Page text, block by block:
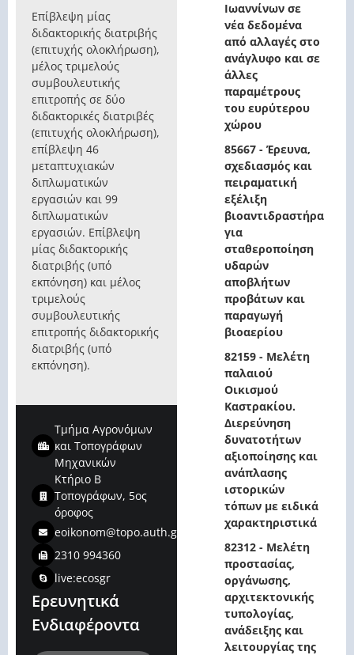
Επίβλεψη μίας
διδακτορικής διατριβής
(επιτυχής ολοκλήρωση),
μέλος τριμελούς
συμβουλευτικής
επιτροπής σε δύο
διδακτορικές διατριβές
(επιτυχής ολοκλήρωση),
επίβλεψη 46
μεταπτυχιακών
διπλωματικών
εργασιών και 99
διπλωματικών
εργασιών. Επίβλεψη
μίας διδακτορικής
διατριβής (υπό
εκπόνηση) και μέλος
τριμελούς
συμβουλευτικής
επιτροπής διδακτορικής
διατριβής (υπό
εκπόνηση).
Τμήμα Αγρονόμων
και Τοπογράφων
Μηχανικών
Κτήριο Β
Τοπογράφων, 5ος
όροφος
eoikonom@topo.auth.gr
2310 994360
live:ecosgr
Ερευνητικά
Ενδιαφέροντα
Ιωαννίνων σε
νέα δεδομένα
από αλλαγές στο
ανάγλυφο και σε
άλλες
παραμέτρους
του ευρύτερου
χώρου
85667 - Έρευνα,
σχεδιασμός και
πειραματική
εξέλιξη
βιοαντιδραστήρα
για
σταθεροποίηση
υδαρών
αποβλήτων
προβάτων και
παραγωγή
βιοαερίου
82159 - Μελέτη
παλαιού
Οικισμού
Καστρακίου.
Διερεύνηση
δυνατοτήτων
αξιοποίησης και
ανάπλασης
ιστορικών
τόπων με ειδικά
χαρακτηριστικά
82312 - Μελέτη
προστασίας,
οργάνωσης,
αρχιτεκτονικής
τυπολογίας,
ανάδειξης και
λειτουργίας της